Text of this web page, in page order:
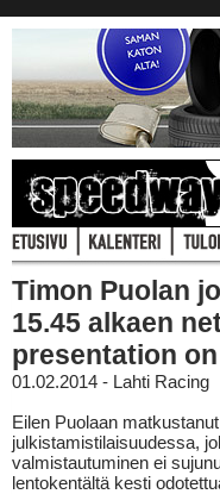
Timon Puolan
15.45 alkaen
presentation on
01.02.2014 - Lahti Racing
Eilen Puolaan
julkistamistilaisuudessa,
valmistautuminen ei
lentokentältä kesti